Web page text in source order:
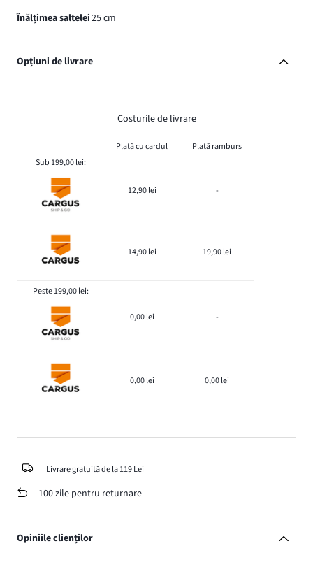
Înălțimea saltelei25 cm
Opțiuni de livrare
Costurile de livrare
Plată cu cardul
Plată ramburs
Sub 199,00 lei:
12,90 lei -
14,90 lei 19,90 lei
Peste 199,00 lei:
0,00 lei -
0,00 lei 0,00 lei
Livrare gratuită de la 119 Lei
100 zile pentru returnare
Opiniile clienților